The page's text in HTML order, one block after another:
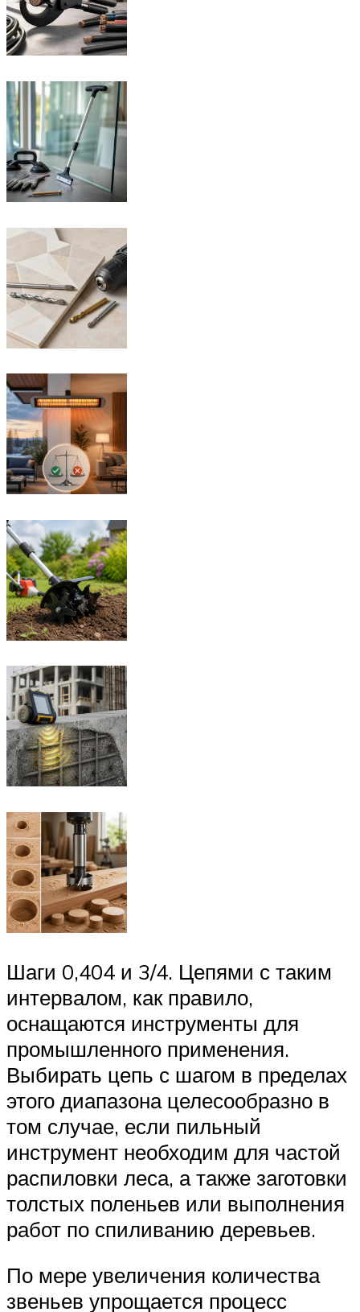
Шаги 0,404 и 3/4. Цепями с таким
интервалом, как правило,
оснащаются инструменты для
промышленного применения.
Выбирать цепь с шагом в пределах
этого диапазона целесообразно в
том случае, если пильный
инструмент необходим для частой
распиловки леса, а также заготовки
толстых поленьев или выполнения
работ по спиливанию деревьев.
По мере увеличения количества
звеньев упрощается процесс